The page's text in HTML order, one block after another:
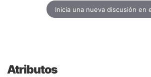
Inicia una nueva discusión en
Atributos